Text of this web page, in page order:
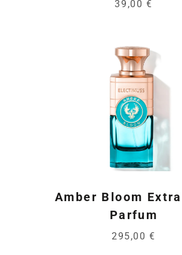
39,00 €
Amber Bloom Extrait
Parfum
295,00 €